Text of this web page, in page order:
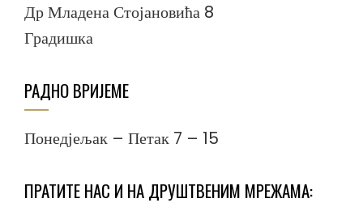
Др Младена Стојановића 8
Градишка
РАДНО ВРИЈЕМЕ
Понедјељак – Петак 7 – 15
ПРАТИТЕ НАС И НА ДРУШТВЕНИМ МРЕЖАМА: